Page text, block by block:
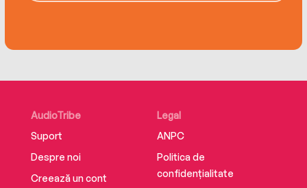
AudioTribe
Suport
Despre noi
Creează un cont
Legal
ANPC
Politica de
confidențialitate